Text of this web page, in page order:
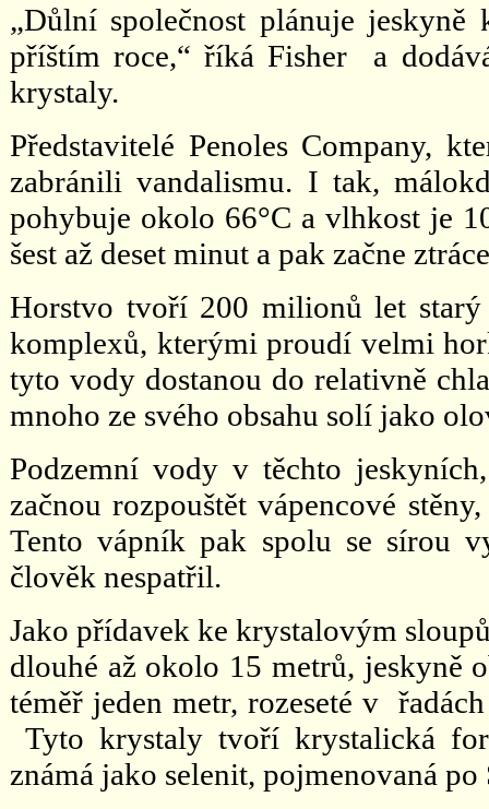
„Důlní společnost plánuje
příštím roce,“ říká Fisher a
krystaly.
Představitelé Penoles Company,
zabránili vandalismu. I tak,
pohybuje okolo 66°C a vlhkost je
šest až deset minut a pak začne
Horstvo tvoří 200 milionů let
komplexů, kterými proudí velmi
tyto vody dostanou do relativně
mnoho ze svého obsahu solí jako
Podzemní vody v těchto
začnou rozpouštět vápencové
Tento vápník pak spolu se sírou
člověk nespatřil.
Jako přídavek ke krystalovým
dlouhé až okolo 15 metrů, jeskyně
téměř jeden metr, rozeseté v
Tyto krystaly tvoří krystalická
známá jako selenit, pojmenovaná